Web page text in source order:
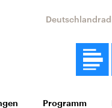
Programm